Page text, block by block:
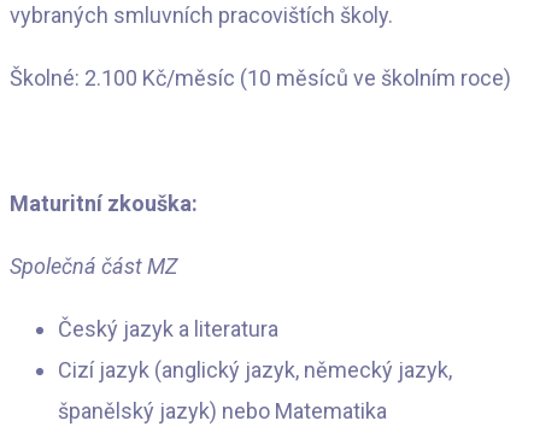
vybraných smluvních pracovištích školy.
Školné: 2.100 Kč/měsíc (10 měsíců ve školním roce)
Maturitní zkouška:
Společná část MZ
Český jazyk a literatura
Cizí jazyk (anglický jazyk, německý jazyk,
španělský jazyk) nebo Matematika